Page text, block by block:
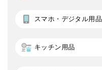
スマホ・デジタル用品
キッチン用品